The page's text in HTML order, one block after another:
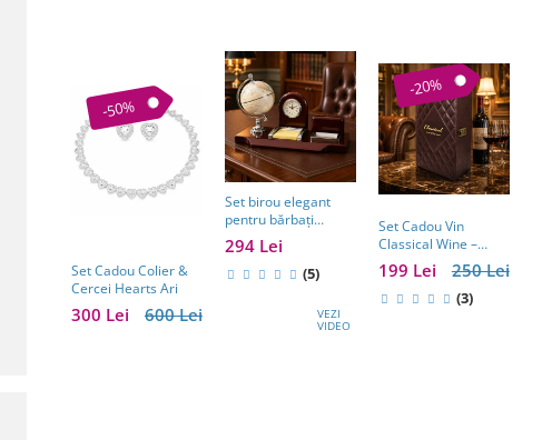
-50%
Set Cadou Colier &
Cercei Hearts Ari
600 Lei
300 Lei
Set birou elegant
pentru bărbați
Business Desk
Antique Clock –
cadou premium
partener de afaceri
294 Lei
(5)
VEZI
VIDEO
-20%
Set Cadou Vin
Classical Wine –
Casetă Elegantă cu
Accesorii pentru Vin
250 Lei
199 Lei
(3)